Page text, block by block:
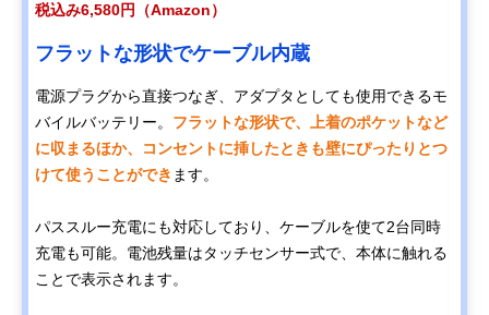
税込み6,580円（Amazon）
フラットな形状でケーブル内蔵
電源プラグから直接つなぎ、アダプタとしても使用できるモ
バイルバッテリー。 フラットな形状で、上着のポケットなど
に収まるほか、コンセントに挿したときも壁にぴったりとつ
けて使うことができ ます。
パススルー充電にも対応しており、ケーブルを使て2台同時
充電も可能。電池残量はタッチセンサー式で、本体に触れる
ことで表示されます。